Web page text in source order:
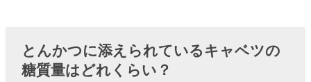
とんかつに添えられているキャベツの
糖質量はどれくらい？